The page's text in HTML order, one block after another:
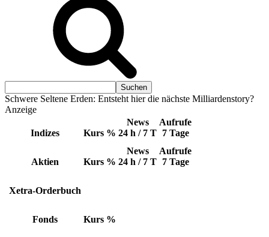
Schwere Seltene Erden: Entsteht hier die nächste Milliardenstory?
Anzeige
Indizes Kurs %
News
24 h / 7 T
Aufrufe
7 Tage
Aktien Kurs %
News
24 h / 7 T
Aufrufe
7 Tage
Xetra-Orderbuch
Fonds Kurs %